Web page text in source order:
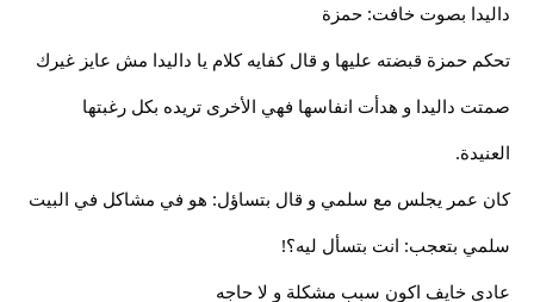
داليدا بصوت خافت: حمزة
تحكم حمزة قبضته عليها و قال كفايه كلام يا داليدا مش عايز غيرك
صمتت داليدا و هدأت انفاسها فهي الأخرى تريده بكل رغبتها
العنيدة.
كان عمر يجلس مع سلمي و قال بتساؤل: هو في مشاكل في البيت
سلمي بتعجب: انت بتسأل ليه؟!
عادي خايف اكون سبب مشكلة و لا حاجه